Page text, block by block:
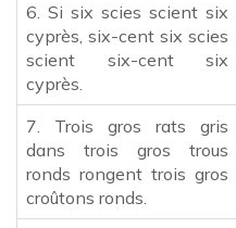
6. Si six scies scient six
cyprès, six-cent six scies
scient six-cent six
cyprès.
7. Trois gros rats gris
dans trois gros trous
ronds rongent trois gros
croûtons ronds.